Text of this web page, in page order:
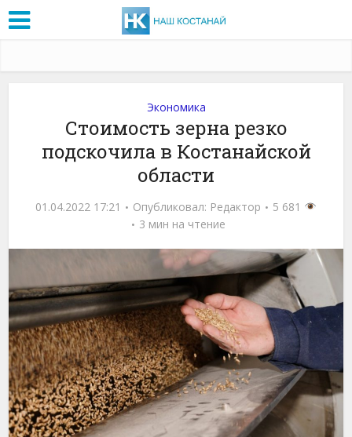
Экономика
Стоимость зерна резко
подскочила в Костанайской
области
01.04.2022 17:21 Опубликовал: Редактор
5 681
3 мин на чтение